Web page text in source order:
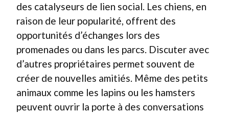
des catalyseurs de lien social. Les chiens, en
raison de leur popularité, offrent des
opportunités d’échanges lors des
promenades ou dans les parcs. Discuter avec
d’autres propriétaires permet souvent de
créer de nouvelles amitiés. Même des petits
animaux comme les lapins ou les hamsters
peuvent ouvrir la porte à des conversations